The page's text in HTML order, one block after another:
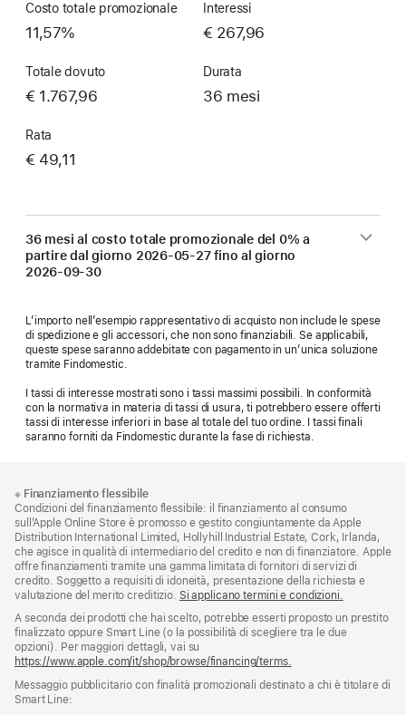
Costo totale promozionale
11,57%
Interessi
€ 267,96
Totale dovuto
€ 1.767,96
Durata
36 mesi
Rata
€ 49,11
36 mesi al costo totale promozionale del 0% a
partire dal giorno 2026-05-27fino al giorno
2026-09-30
L’importo nell’esempio rappresentativo di acquisto non include le spese
di spedizione e gli accessori, che non sono finanziabili. Se applicabili,
queste spese saranno addebitate con pagamento in un’unica soluzione
tramite Findomestic.
I tassi di interesse mostrati sono i tassi massimi possibili. In conformità
con la normativa in materia di tassi di usura, ti potrebbero essere offerti
tassi di interesse inferiori in base al totale del tuo ordine. I tassi finali
saranno forniti da Findomestic durante la fase di richiesta.
di
pagina
a
piè
di
pagina
※ Finanziamento flessibile
Condizioni del finanziamento flessibile: il finanziamento al consumo
sull’Apple Online Store è promosso e gestito congiuntamente da Apple
Distribution International Limited, Hollyhill Industrial Estate, Cork, Irlanda,
che agisce in qualità di intermediario del credito e non di finanziatore. Apple
offre finanziamenti tramite una gamma limitata di fornitori di servizi di
credito. Soggetto a requisiti di idoneità, presentazione della richiesta e
valutazione del merito creditizio. Si applicano termini e condizioni.
A seconda dei prodotti che hai scelto, potrebbe esserti proposto un prestito
finalizzato oppure Smart Line (o la possibilità di scegliere tra le due
opzioni). Per maggiori dettagli, vai su
https://www.apple.com/it/shop/browse/financing/terms.
Messaggio pubblicitario con finalità promozionali destinato a chi è titolare di
Smart Line: